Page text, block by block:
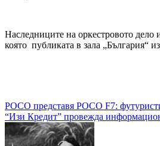
Наследниците на оркестровото
която публиката в зала „България“
Навигация
POCO представя POCO F7:
“Изи Кредит” провежда